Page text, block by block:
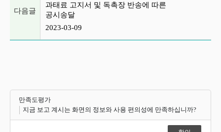
다음글
과태료 고지서 및 독촉장 반송에 따른
공시송달
2023-03-09
만족도평가
지금 보고 계시는 화면의 정보와 사용 편의성에 만족하십니까?